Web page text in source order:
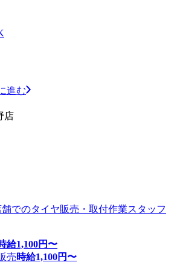
進む
店
舗でのタイヤ販売・取付作業スタッフ
給1,100円〜
売時給1,100円〜